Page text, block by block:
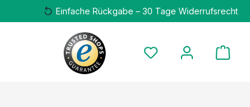
Einfache Rückgabe – 30 Tage Widerrufsrecht